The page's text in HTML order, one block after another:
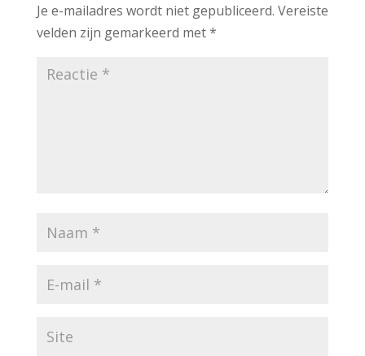
Je e-mailadres wordt niet gepubliceerd. Vereiste
velden zijn gemarkeerd met*